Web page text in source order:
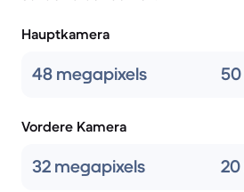
Hauptkamera
48 megapixels
Vordere Kamera
32 megapixels